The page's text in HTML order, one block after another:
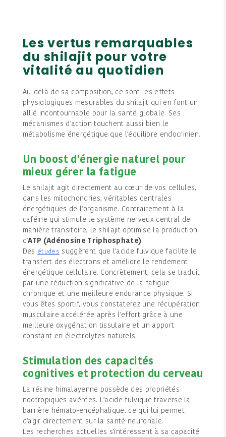
Les vertus remarquables
du shilajit pour votre
vitalité au quotidien
Au-delà de sa composition, ce sont les effets
physiologiques mesurables du shilajit qui en font un
allié incontournable pour la santé globale. Ses
mécanismes d'action touchent aussi bien le
métabolisme énergétique que l'équilibre endocrinien.
Un boost d'énergie naturel pour
mieux gérer la fatigue
Le shilajit agit directement au cœur de vos cellules,
dans les mitochondries, véritables centrales
énergétiques de l'organisme. Contrairement à la
caféine qui stimule le système nerveux central de
manière transitoire, le shilajit optimise la production
d'ATP (Adénosine Triphosphate).
Des études suggèrent que l'acide fulvique facilite le
transfert des électrons et améliore le rendement
énergétique cellulaire. Concrètement, cela se traduit
par une réduction significative de la fatigue
chronique et une meilleure endurance physique. Si
vous êtes sportif, vous constaterez une récupération
musculaire accélérée après l'effort grâce à une
meilleure oxygénation tissulaire et un apport
constant en électrolytes naturels.
Stimulation des capacités
cognitives et protection du cerveau
La résine himalayenne possède des propriétés
nootropiques avérées. L'acide fulvique traverse la
barrière hémato-encéphalique, ce qui lui permet
d'agir directement sur la santé neuronale.
Les recherches actuelles s'intéressent à sa capacité